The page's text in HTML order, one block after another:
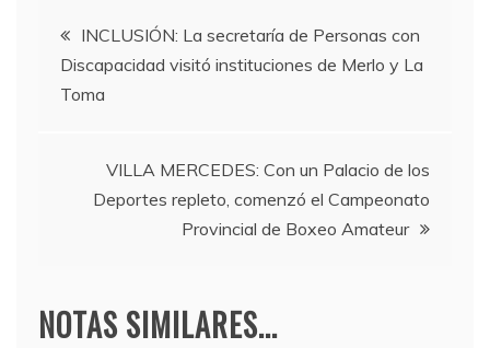
b
o
o
a
m
A
p
Navegación
de
INCLUSIÓN: La secretaría de Personas con
Discapacidad visitó instituciones de Merlo y La
Toma
VILLA MERCEDES: Con un Palacio de los
Deportes repleto, comenzó el Campeonato
Provincial de Boxeo Amateur
NOTAS SIMILARES...